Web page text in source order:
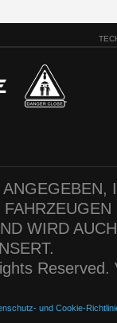
WIRD
und Cookie-